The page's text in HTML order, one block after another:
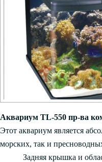
Аквариум TL-550 пр-ва
Этот аквариум является
морских, так и
Задняя крышка и